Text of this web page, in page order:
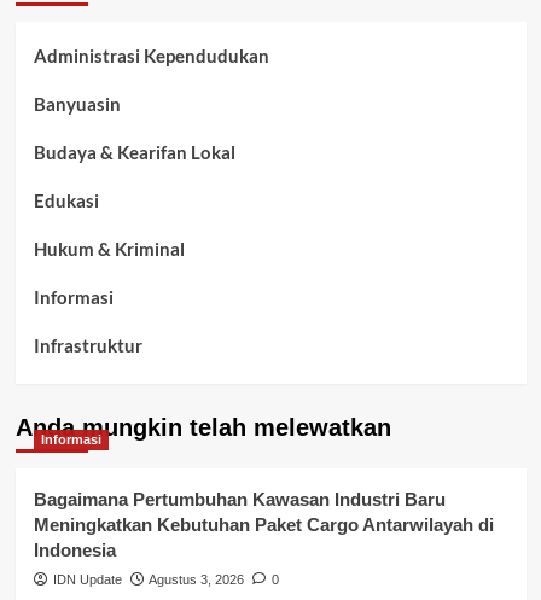
Administrasi Kependudukan
Banyuasin
Budaya & Kearifan Lokal
Edukasi
Hukum & Kriminal
Informasi
Infrastruktur
Kepegawaian & ASN Banyuasin
Kesehatan
Keuangan
Lalu Lintas
Anda mungkin telah melewatkan
Informasi
Bagaimana Pertumbuhan Kawasan Industri Baru
Meningkatkan Kebutuhan Paket Cargo Antarwilayah di
Indonesia
IDN Update Agustus 3, 2026 0